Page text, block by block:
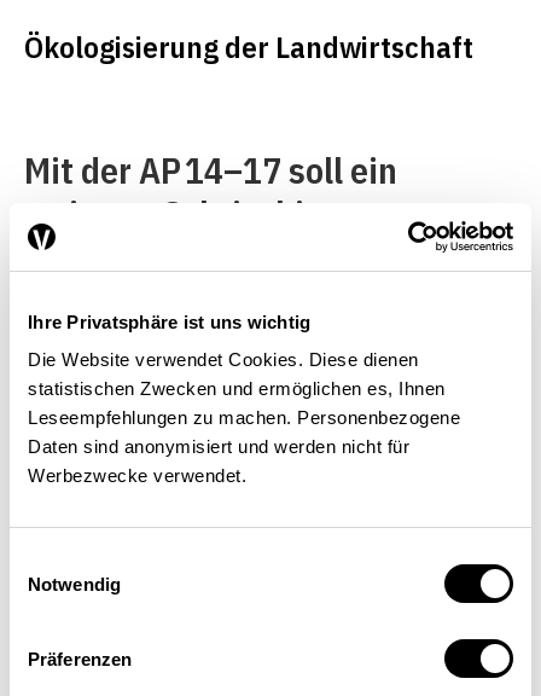
Ihre Privatsphäre ist uns wichtig
Die Website verwendet Cookies. Diese dienen
statistischen Zwecken und ermöglichen es, Ihnen
Leseempfehlungen zu machen. Personenbezogene
Daten sind anonymisiert und werden nicht für
Werbezwecke verwendet.
Notwendig
Präferenzen
Ökologisierung der Landwirtschaft
Mit der AP 14–17 soll ein
weiterer Schritt hin zur
Ökologisierung der
werden. Es handelt sich – neben
der Einführung neuer
Massnahmen – um die
angekündigte Erhöhung der
meisten Beiträge für
ökologische Leistungen. Auch
die extensiven
Produktionssysteme werden